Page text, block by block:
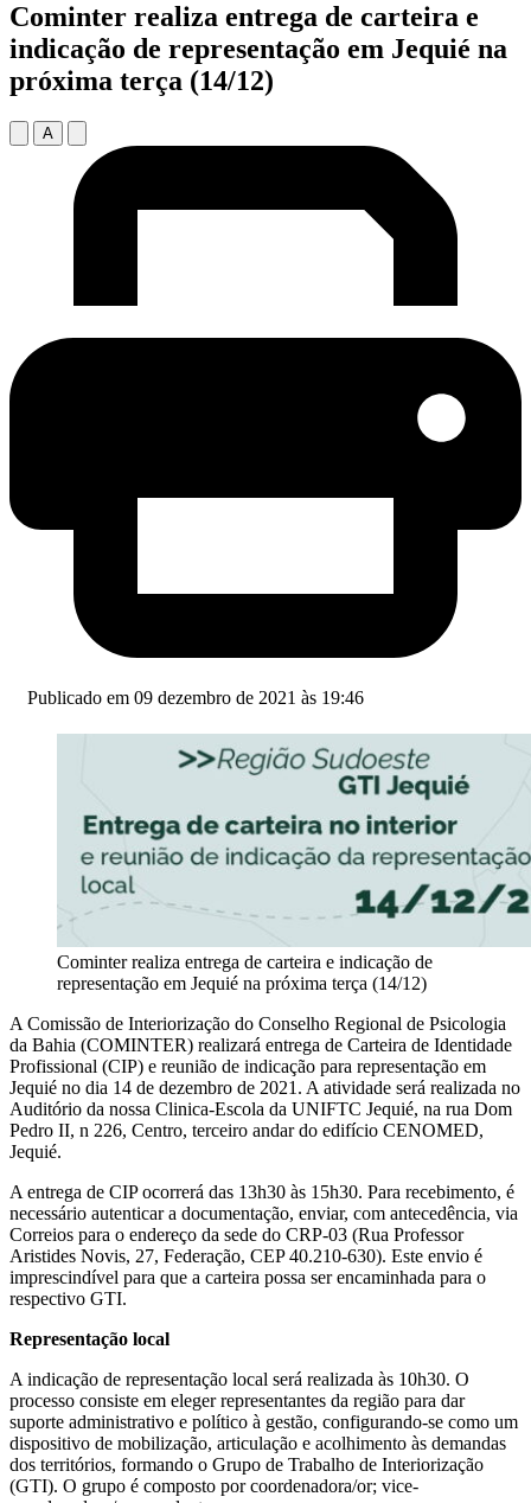
Cominter realiza entrega de carteira e
indicação de representação em Jequié na
próxima terça (14/12)
A
Publicado em 09 dezembro de 2021 às 19:46
Cominter realiza entrega de carteira e indicação de
representação em Jequié na próxima terça (14/12)
A Comissão de Interiorização do Conselho Regional de Psicologia
da Bahia (COMINTER) realizará entrega de Carteira de Identidade
Profissional (CIP) e reunião de indicação para representação em
Jequié no dia 14 de dezembro de 2021. A atividade será realizada no
Auditório da nossa Clinica-Escola da UNIFTC Jequié, na rua Dom
Pedro II, n 226, Centro, terceiro andar do edifício CENOMED,
Jequié.
A entrega de CIP ocorrerá das 13h30 às 15h30. Para recebimento, é
necessário autenticar a documentação, enviar, com antecedência, via
Correios para o endereço da sede do CRP-03 (Rua Professor
Aristides Novis, 27, Federação, CEP 40.210-630). Este envio é
imprescindível para que a carteira possa ser encaminhada para o
respectivo GTI.
Representação local
A indicação de representação local será realizada às 10h30. O
processo consiste em eleger representantes da região para dar
suporte administrativo e político à gestão, configurando-se como um
dispositivo de mobilização, articulação e acolhimento às demandas
dos territórios, formando o Grupo de Trabalho de Interiorização
(GTI). O grupo é composto por coordenadora/or; vice-